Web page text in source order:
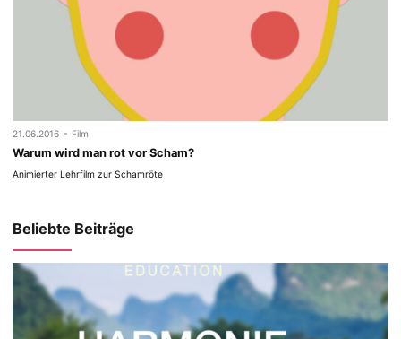
21.06.2016 - Film
Warum wird man rot vor Scham?
Animierter Lehrfilm zur Schamröte
Beliebte Beiträge